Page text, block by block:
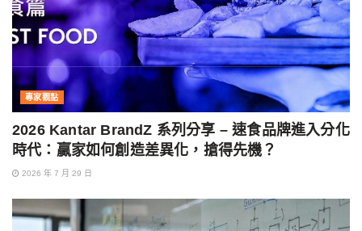
專家觀點
2026 Kantar BrandZ 系列分享 – 速食品牌進入分化
時代：贏家如何創造差異化，搶得先機？
2026 年 7 月 29 日